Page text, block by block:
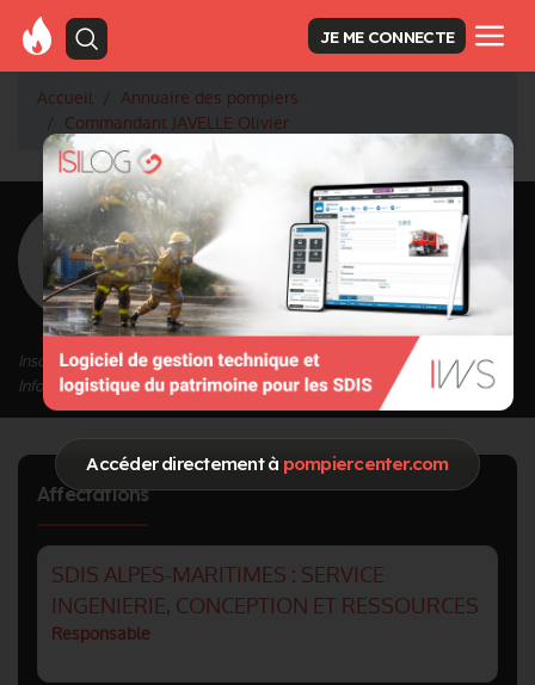
Accéder directement à pompiercenter.com
JE ME CONNECTE
Accueil
Annuaire des pompiers
Commandant JAVELLE Olivier
< Retour à la liste des pompiers
JAVELLE Olivier
Grade : Commandant
Inscrit depuis le 21/09/2020 à 16:09
Informations mises à jour le 02/01/2023 à 22:10
Affectations
SDIS ALPES-MARITIMES : SERVICE
INGENIERIE, CONCEPTION ET RESSOURCES
Responsable